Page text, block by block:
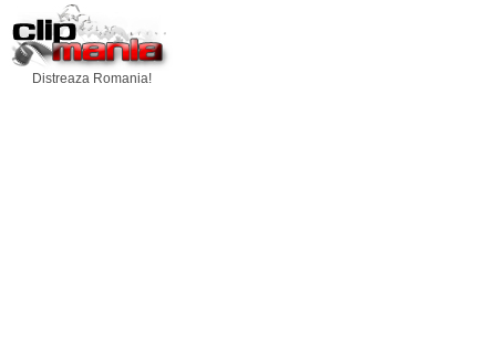
Distreaza Romania!